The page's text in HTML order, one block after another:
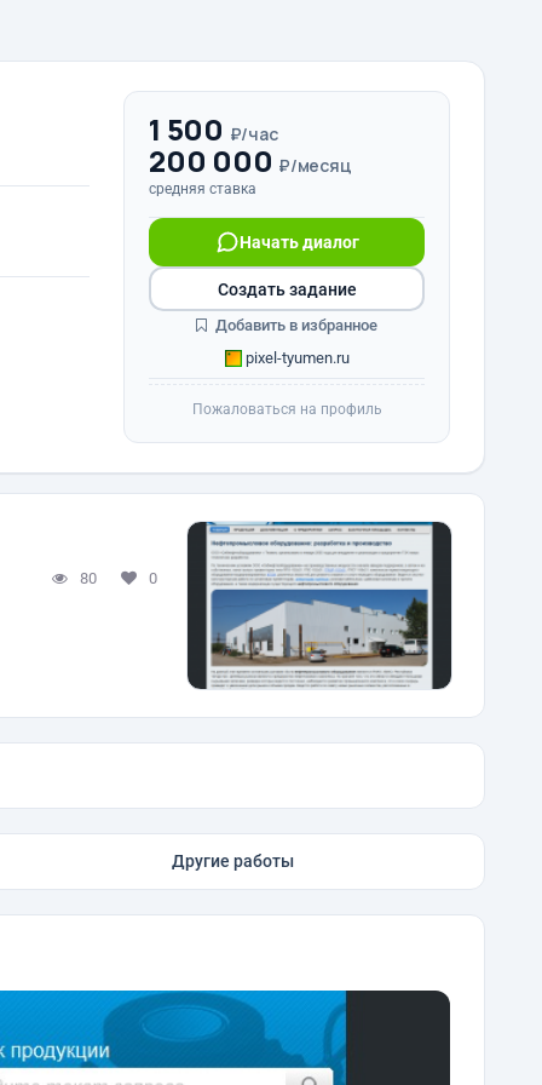
1 500 ₽/час
200 000 ₽/месяц
средняя ставка
Начать диалог
pixel-tyumen.ru
Создать задание
Добавить в избранное
Пожаловаться на профиль
80 0
Другие работы